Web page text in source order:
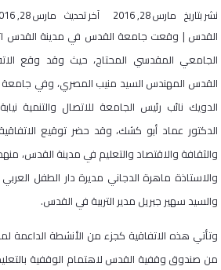
نشر بتاريخ مارس 28, 2016 آخر تحديث مارس 28, 2016
القدس | وقعت جامعة القدس في مدينة القدس
الجامعي المقدسي المحتاج، حيث وقد وقع
القدس المهندس السيد منيب المصري، وفي جامعة
الدويك نائب رئيس الجامعة للاتصال والتنمية
الدكتور عماد أبو كشك، وقد حضر توقيع
والثقافة والاقتصاد والتعليم في مدينة القدس،
والاستاذة ماهرة الدجاني مديرة دار الطفل
والسيد سهير جبريل مدير التربية في القدس.
وتأتي هذه الاتفاقية كجزء من الأنشطة الداعمة
من صندوق وقفية القدس لاهتمام الوقفية